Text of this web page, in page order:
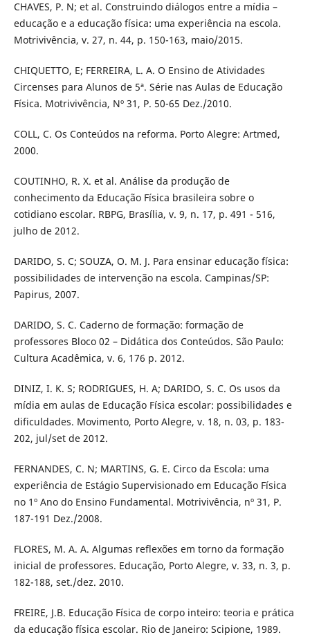
CHAVES, P. N; et al. Construindo diálogos entre a mídia –
educação e a educação física: uma experiência na escola.
Motrivivência, v. 27, n. 44, p. 150-163, maio/2015.
CHIQUETTO, E; FERREIRA, L. A. O Ensino de Atividades
Circenses para Alunos de 5ª. Série nas Aulas de Educação
Física. Motrivivência, Nº 31, P. 50-65 Dez./2010.
COLL, C. Os Conteúdos na reforma. Porto Alegre: Artmed,
2000.
COUTINHO, R. X. et al. Análise da produção de
conhecimento da Educação Física brasileira sobre o
cotidiano escolar. RBPG, Brasília, v. 9, n. 17, p. 491 - 516,
julho de 2012.
DARIDO, S. C; SOUZA, O. M. J. Para ensinar educação física:
possibilidades de intervenção na escola. Campinas/SP:
Papirus, 2007.
DARIDO, S. C. Caderno de formação: formação de
professores Bloco 02 – Didática dos Conteúdos. São Paulo:
Cultura Acadêmica, v. 6, 176 p. 2012.
DINIZ, I. K. S; RODRIGUES, H. A; DARIDO, S. C. Os usos da
mídia em aulas de Educação Física escolar: possibilidades e
dificuldades. Movimento, Porto Alegre, v. 18, n. 03, p. 183-
202, jul/set de 2012.
FERNANDES, C. N; MARTINS, G. E. Circo da Escola: uma
experiência de Estágio Supervisionado em Educação Física
no 1º Ano do Ensino Fundamental. Motrivivência, nº 31, P.
187-191 Dez./2008.
FLORES, M. A. A. Algumas reflexões em torno da formação
inicial de professores. Educação, Porto Alegre, v. 33, n. 3, p.
182-188, set./dez. 2010.
FREIRE, J.B. Educação Física de corpo inteiro: teoria e prática
da educação física escolar. Rio de Janeiro: Scipione, 1989.